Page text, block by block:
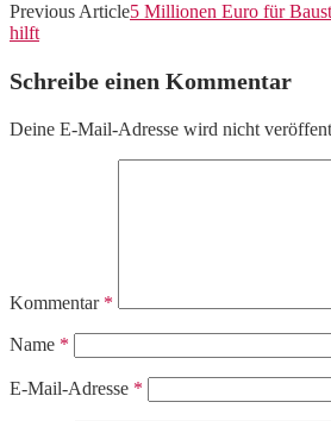
Previous Article5 Millionen Euro für
hilft
Schreibe einen Kommentar
Deine E-Mail-Adresse wird nicht
Kommentar *
Name *
E-Mail-Adresse *